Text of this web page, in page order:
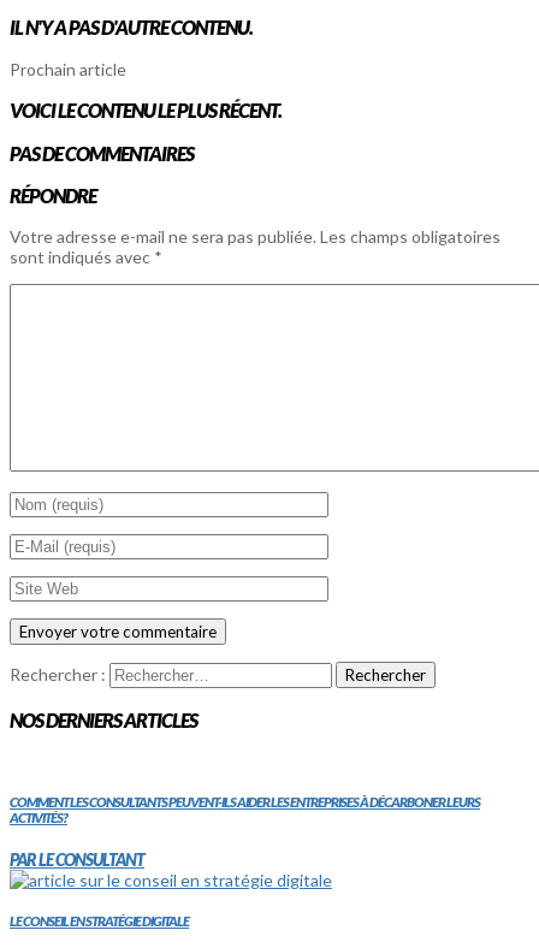
IL N'Y A PAS D'AUTRE CONTENU.
Prochain article
VOICI LE CONTENU LE PLUS RÉCENT.
PAS DE COMMENTAIRES
RÉPONDRE
Votre adresse e-mail ne sera pas publiée. Les champs obligatoires
sont indiqués avec *
Rechercher :
NOS DERNIERS ARTICLES
COMMENT LES CONSULTANTS PEUVENT-ILS AIDER LES ENTREPRISES À DÉCARBONER LEURS
ACTIVITÉS?
PAR LE CONSULTANT
LE CONSEIL EN STRATÉGIE DIGITALE